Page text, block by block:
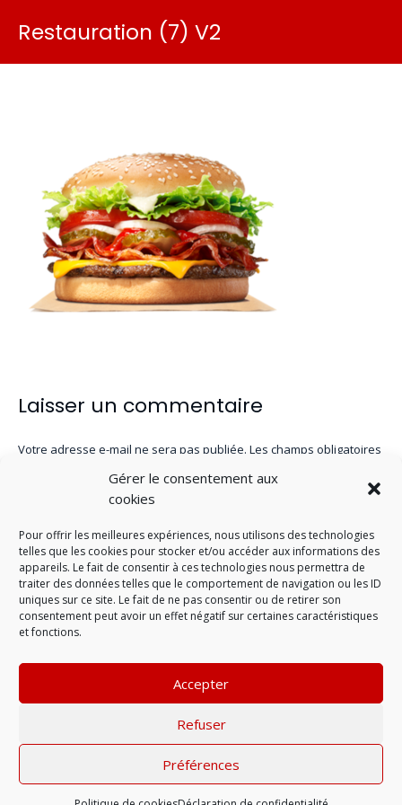
Gérer le consentement aux
cookies
Pour offrir les meilleures expériences, nous utilisons des technologies
telles que les cookies pour stocker et/ou accéder aux informations des
appareils. Le fait de consentir à ces technologies nous permettra de
traiter des données telles que le comportement de navigation ou les ID
uniques sur ce site. Le fait de ne pas consentir ou de retirer son
consentement peut avoir un effet négatif sur certaines caractéristiques
et fonctions.
Accepter
Refuser
Préférences
Restauration (7) V2
Laisser un commentaire
Votre adresse e-mail ne sera pas publiée. Les champs obligatoires
LAISSER UN COMMENTAIRE
Mentions légales| © 2022 |Politique de
confidentialité